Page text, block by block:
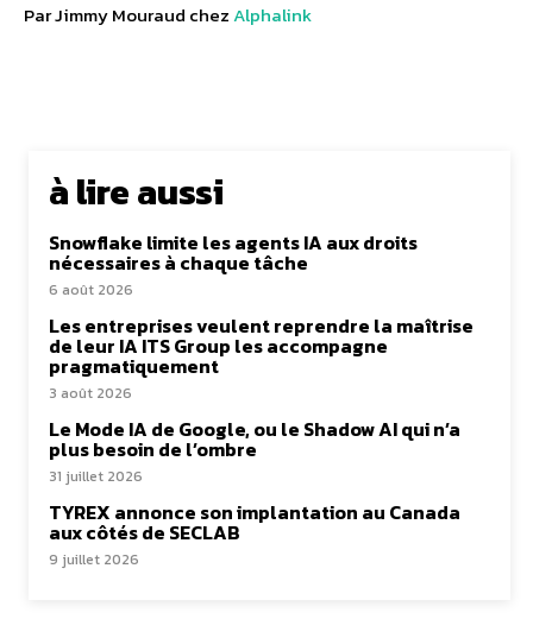
Par Jimmy Mouraud chezAlphalink
à lire aussi
Snowflake limite les agents IA aux droits
nécessaires à chaque tâche
6 août 2026
Les entreprises veulent reprendre la maîtrise
de leur IA ITS Group les accompagne
pragmatiquement
3 août 2026
Le Mode IA de Google, ou le Shadow AI qui n’a
plus besoin de l’ombre
31 juillet 2026
TYREX annonce son implantation au Canada
aux côtés de SECLAB
9 juillet 2026